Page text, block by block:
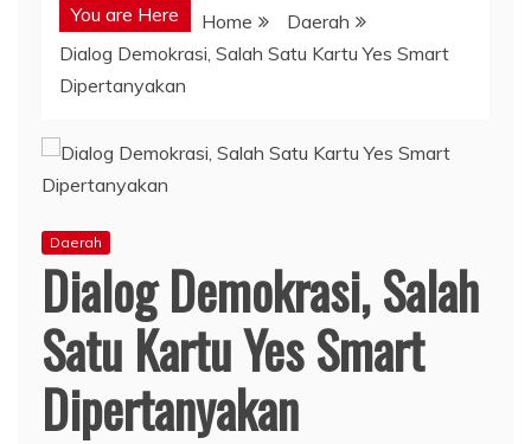
You are Here Home
Daerah
Dialog Demokrasi, Salah Satu Kartu Yes Smart
Dipertanyakan
Daerah
Dialog Demokrasi, Salah
Satu Kartu Yes Smart
Dipertanyakan